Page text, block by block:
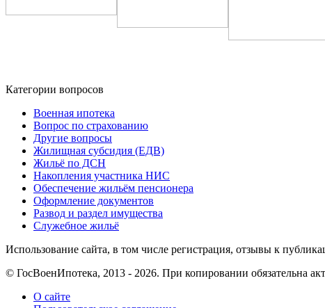
Категории вопросов
Военная ипотека
Вопрос по страхованию
Другие вопросы
Жилищная субсидия (ЕДВ)
Жильё по ДСН
Накопления участника НИС
Обеспечение жильём пенсионера
Оформление документов
Развод и раздел имущества
Служебное жильё
Использование сайта, в том числе регистрация, отзывы к
© ГосВоенИпотека, 2013 - 2026. При копировании обязательна
О сайте